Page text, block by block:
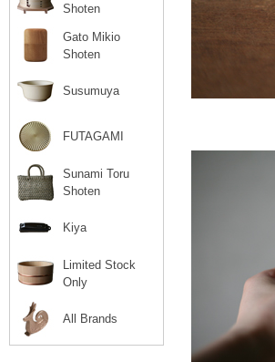
Shoten
Gato Mikio
Shoten
Susumuya
FUTAGAMI
Sunami Toru
Shoten
Kiya
Limited Stock
Only
All Brands